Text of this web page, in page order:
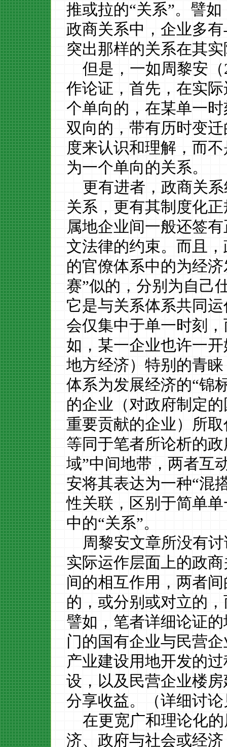
推或拉的“关系”。譬
政商关系中，企业多
突出那样的关系在其
但是，一如周黎安（
作论证，首先，在实
个单向的，在某单一
双向的，带有历时变
度来认识和理解，而
为一个单向的关系。
更有进者，政商关
关系，更有其制度化
属地企业间一般还签
文法律的约束。而且
的官僚体系中的为经
赛”似的，分别为自己
它是与关系体系共同
会仅集中于单一时刻
如，某一企业也许一
地方经济）特别的青
体系为发展经济的“锦
的企业（对政府制定
重要贡献的企业）所
等同于笔者所论析的
域”中间地带，两者互
安将其表达为一种“混
性关联，区别于简单
中的“关系”。
周黎安文章所没有
实际运作层面上的政
间的相互作用，两者
的，或分别或对立的
譬如，笔者详细论证
门的国有企业与民营
产业建设用地开发的
设，以及民营企业楼
分享收益。（详细讨
在更宽广和理论化
济、政府与社会或经